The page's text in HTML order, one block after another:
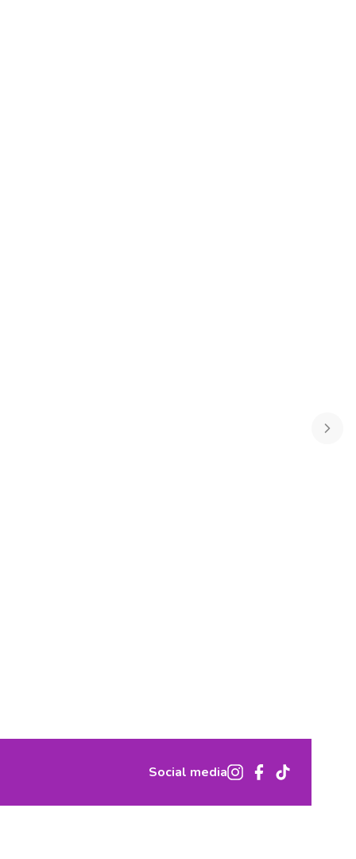
Social media